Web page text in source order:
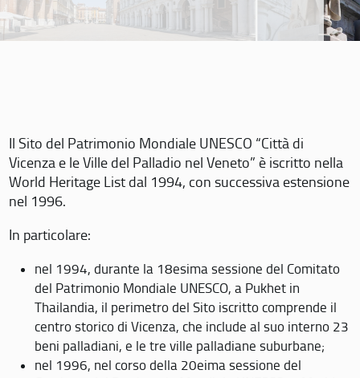
Il Sito del Patrimonio Mondiale UNESCO “Città di
Vicenza e le Ville del Palladio nel Veneto” è iscritto nella
World Heritage List dal 1994, con successiva estensione
nel 1996.
In particolare:
nel 1994, durante la 18esima sessione del Comitato
del Patrimonio Mondiale UNESCO, a Pukhet in
Thailandia, il perimetro del Sito iscritto comprende il
centro storico di Vicenza, che include al suo interno 23
beni palladiani, e le tre ville palladiane suburbane;
nel 1996, nel corso della 20eima sessione del